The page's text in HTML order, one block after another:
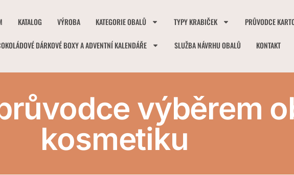
KATALOG VÝROBA KATEGORIE OBALŮ TYPY KRABIČEK PRŮVODCE
DÁRKOVÉ BOXY A ADVENTNÍ KALENDÁŘE SLUŽBA NÁVRHU OBALŮ KONTAKT
výběrem
kosmetiku